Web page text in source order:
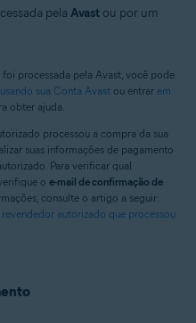
pela Avast ou por um
foi processada pela Avast, você pode
usando sua Conta Avast ou entrar em
obter ajuda.
processou a compra da sua
suas informações de pagamento
Para verificar qual
o e-mail de confirmação de
consulte o artigo a seguir:
autorizado que processou